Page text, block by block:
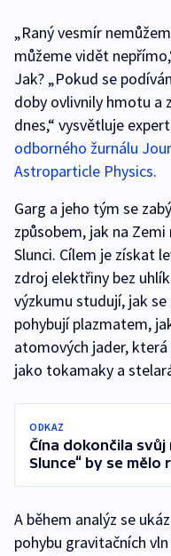
„Raný vesmír
můžeme vidět
Jak? „Pokud se
doby ovlivnily hmotu a
dnes,“ vysvětluje
odborného žurnálu
Astroparticle Physics.
Garg a jeho tým se
způsobem, jak na
Slunci. Cílem je získat
zdroj elektřiny bez
výzkumu studují, jak
pohybují plazmatem,
atomových jader,
jako tokamaky a
ODKAZ
Čína dokončila svůj
Slunce“ by se
A během analýz se
pohybu gravitačních